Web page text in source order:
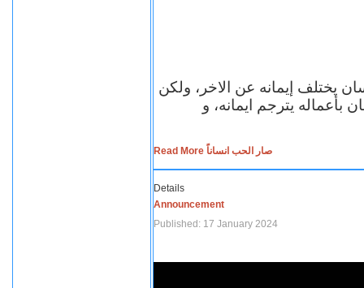
يختلف إيمانه عن الاخر، ولكن
بأعماله يترجم ايمانه، و
Read More صار الحب انساناً
Details
Announcement
Published: 17 January 2024